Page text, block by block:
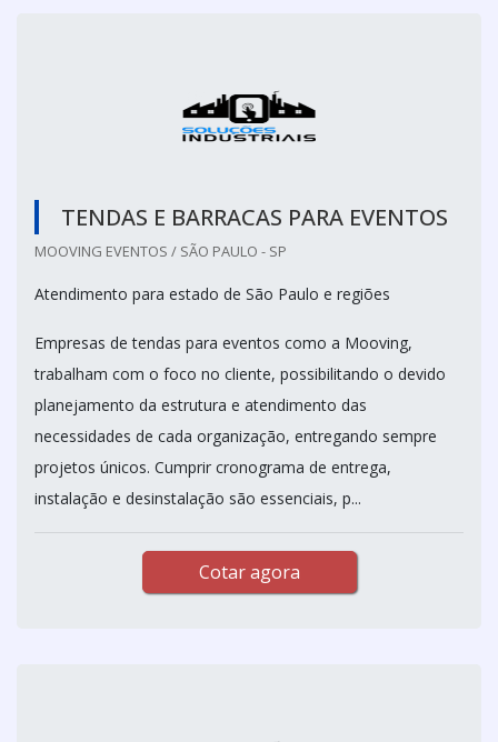
TENDAS E BARRACAS PARA EVENTOS
MOOVING EVENTOS / SÃO PAULO - SP
Atendimento para estado de São Paulo e regiões
Empresas de tendas para eventos como a Mooving,
trabalham com o foco no cliente, possibilitando o devido
planejamento da estrutura e atendimento das
necessidades de cada organização, entregando sempre
projetos únicos. Cumprir cronograma de entrega,
instalação e desinstalação são essenciais, p...
Cotar agora